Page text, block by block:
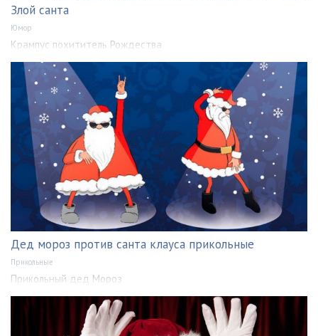
Злой санта
Юмор
Крампус похититель Рождества
Дед мороз против санта клауса прикольные
Прикольные
Прикольный дед Мороз